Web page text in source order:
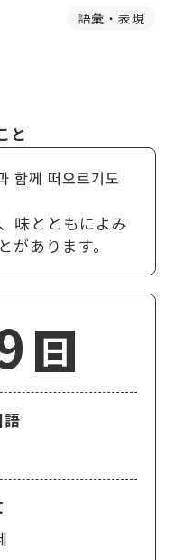
語彙・表現
と
함께 떠오르기도
味とともによみ
があります。
日